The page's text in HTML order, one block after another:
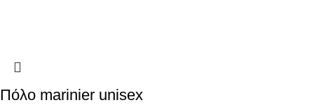
Πόλο marinier unisex